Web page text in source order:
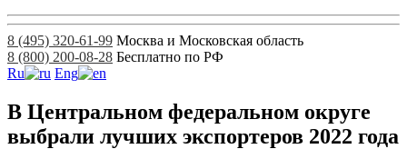
8 (495) 320-61-99 Москва и Московская область
8 (800) 200-08-28 Бесплатно по РФ
Ru
Eng
В Центральном федеральном округе
выбрали лучших экспортеров 2022 года